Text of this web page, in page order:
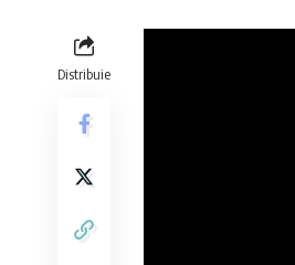
Distribuie